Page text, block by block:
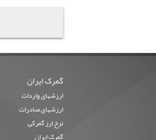
گمرک ایران
ارزشهای واردات
ارزشهای صادرات
نرخ ارز گمرکی
گمرک ایران